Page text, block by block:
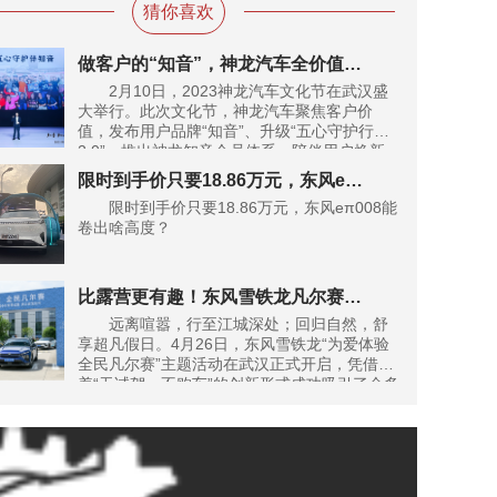
猜你喜欢
做客户的“知音”，神龙汽车全价值链“以客户为中心”深度转型
2月10日，2023神龙汽车文化节在武汉盛
大举行。此次文化节，神龙汽车聚焦客户价
值，发布用户品牌“知音”、升级“五心守护行动
2.0”、推出神龙知音会员体系，陪伴用户焕新
启航，共同开启下一个30年。
限时到手价只要18.86万元，东风eπ008能卷出啥高度？
限时到手价只要18.86万元，东风eπ008能
卷出啥高度？
比露营更有趣！东风雪铁龙凡尔赛C5 X共创的“凡尔赛生活指南”别错过
远离喧嚣，行至江城深处；回归自然，舒
享超凡假日。4月26日，东风雪铁龙“为爱体验
全民凡尔赛”主题活动在武汉正式开启，凭借
着“无试驾，不购车”的创新形式成功吸引了众多
赛er更是借着48小时免费体验凡尔赛C5 X的机
会，在江城掀起了一股“凡尔赛生活”潮流，解锁
属于自己的“凡尔赛生活指南”。